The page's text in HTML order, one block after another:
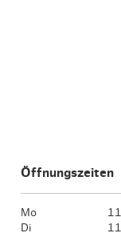
Öffnungszeiten
Mo
Di